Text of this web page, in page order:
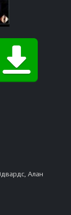
Алан